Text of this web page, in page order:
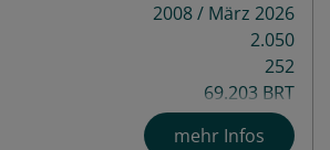
2008 / März 2026
2.050
252
69.203 BRT
13
mehr Infos